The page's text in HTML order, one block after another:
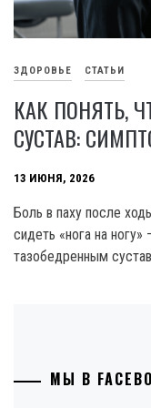
ЗДОРОВЬЕ СТАТЬИ
КАК ПОНЯТЬ,
СУСТАВ:
13 ИЮНЯ, 2026
Боль в паху после
сидеть «нога на
тазобедренным
МЫ В